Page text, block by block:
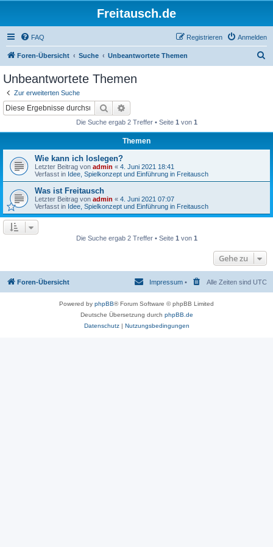
Freitausch.de
FAQ Anmelden
Registrieren
Foren-Übersicht Suche Unbeantwortete Themen
Unbeantwortete Themen
Zur erweiterten Suche
Suche
Die Suche ergab 2 Treffer • Seite 1 von 1
Themen
Wie kann ich loslegen?
Letzter Beitrag von admin « 4. Juni 2021 18:41
Verfasst in Idee, Spielkonzept und Einführung in Freitausch
Was ist Freitausch
Letzter Beitrag von admin « 4. Juni 2021 07:07
Verfasst in Idee, Spielkonzept und Einführung in Freitausch
Die Suche ergab 2 Treffer • Seite 1 von 1
Gehe zu
Foren-Übersicht Alle Zeiten sind UTC
Impressum •
Powered by phpBB® Forum Software © phpBB Limited
Deutsche Übersetzung durch phpBB.de
Datenschutz| Nutzungsbedingungen